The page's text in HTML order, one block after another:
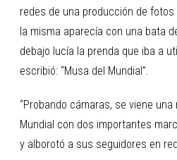
redes de una producción de
la misma aparecía con una bata
debajo lucía la prenda que iba a
escribió: “Musa del Mundial”.
“Probando cámaras, se viene
Mundial con dos importantes
y alborotó a sus seguidores en